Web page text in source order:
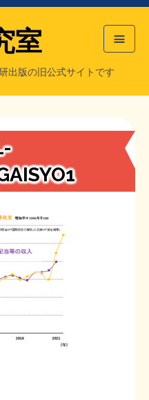
源研究室
サブカル分室
マンガ／旧・財研出版
室
出版の旧公式サイトです